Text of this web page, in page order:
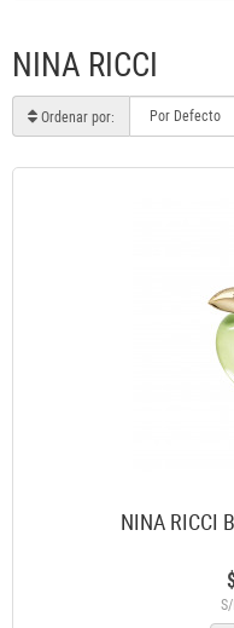
NINA RICCI
Ordenar por:
NINA RICCI